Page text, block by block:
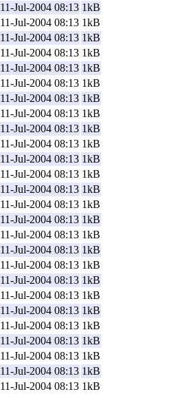
11-Jul-2004 08:13 1kB
11-Jul-2004 08:13 1kB
11-Jul-2004 08:13 1kB
11-Jul-2004 08:13 1kB
11-Jul-2004 08:13 1kB
11-Jul-2004 08:13 1kB
11-Jul-2004 08:13 1kB
11-Jul-2004 08:13 1kB
11-Jul-2004 08:13 1kB
11-Jul-2004 08:13 1kB
11-Jul-2004 08:13 1kB
11-Jul-2004 08:13 1kB
11-Jul-2004 08:13 1kB
11-Jul-2004 08:13 1kB
11-Jul-2004 08:13 1kB
11-Jul-2004 08:13 1kB
11-Jul-2004 08:13 1kB
11-Jul-2004 08:13 1kB
11-Jul-2004 08:13 1kB
11-Jul-2004 08:13 1kB
11-Jul-2004 08:13 1kB
11-Jul-2004 08:13 1kB
11-Jul-2004 08:13 1kB
11-Jul-2004 08:13 1kB
11-Jul-2004 08:13 1kB
11-Jul-2004 08:13 1kB